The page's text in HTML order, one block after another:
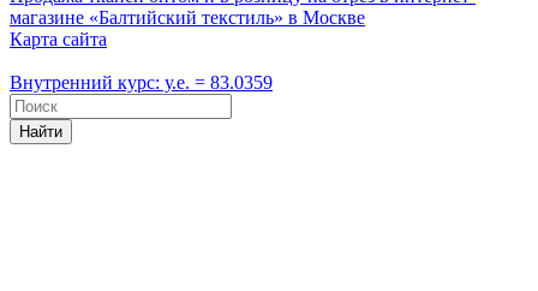
магазине «Балтийский текстиль» в Москве
Карта сайта
Внутренний курс: у.е. = 83.0359
Найти